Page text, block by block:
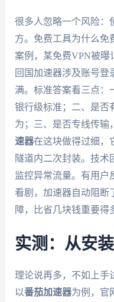
很多人忽略一个风险：
方。免费工具为什么免
案例，某免费VPN被曝
回国加速器涉及账号登
满。标准答案看三点：
银行级标准；二、是否
为；三、是否专线传输
速器在这块做得过细，
隧道内二次封装。技术
监控异常流量。有用户
看剧，加速器自动阻断
障，比省几块钱重要得
实测：从安
理论说再多，不如上手
以番茄加速器为例，官